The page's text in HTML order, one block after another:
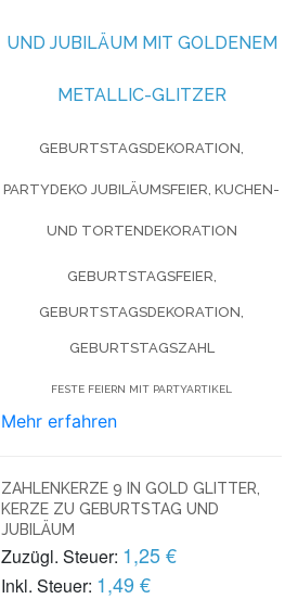
UND JUBILÄUM MIT GOLDENEM
METALLIC-GLITZER
GEBURTSTAGSDEKORATION,
PARTYDEKO JUBILÄUMSFEIER, KUCHEN-
UND TORTENDEKORATION
GEBURTSTAGSFEIER,
GEBURTSTAGSDEKORATION,
GEBURTSTAGSZAHL
FESTE FEIERN MIT PARTYARTIKEL
Mehr erfahren
ZAHLENKERZE 9 IN GOLD GLITTER,
KERZE ZU GEBURTSTAG UND
JUBILÄUM
Zuzügl. Steuer: 1,25 €
Inkl. Steuer: 1,49 €